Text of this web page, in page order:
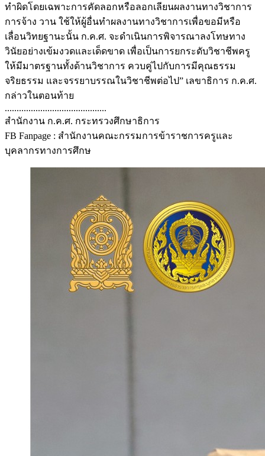
ทำผิดโดยเฉพาะการคัดลอกหรือลอกเลียนผลงานทางวิชาการ
การจ้าง วาน ใช้ให้ผู้อื่นทำผลงานทางวิชาการเพื่อขอมีหรือ
เลื่อนวิทยฐานะนั้น ก.ค.ศ. จะดำเนินการพิจารณาลงโทษทาง
วินัยอย่างเข้มงวดและเด็ดขาด เพื่อเป็นการยกระดับวิชาชีพครู
ให้มีมาตรฐานทั้งด้านวิชาการ ควบคู่ไปกับการมีคุณธรรม
จริยธรรม และจรรยาบรรณในวิชาชีพต่อไป” เลขาธิการ ก.ค.ศ.
กล่าวในตอนท้าย
...........................................
สำนักงาน ก.ค.ศ. กระทรวงศึกษาธิการ
FB Fanpage : สำนักงานคณะกรรมการข้าราชการครูและ
บุคลากรทางการศึกษ